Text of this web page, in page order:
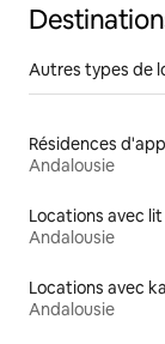
Autres types de
Andalousie
Andalousie
Locations avec
Andalousie